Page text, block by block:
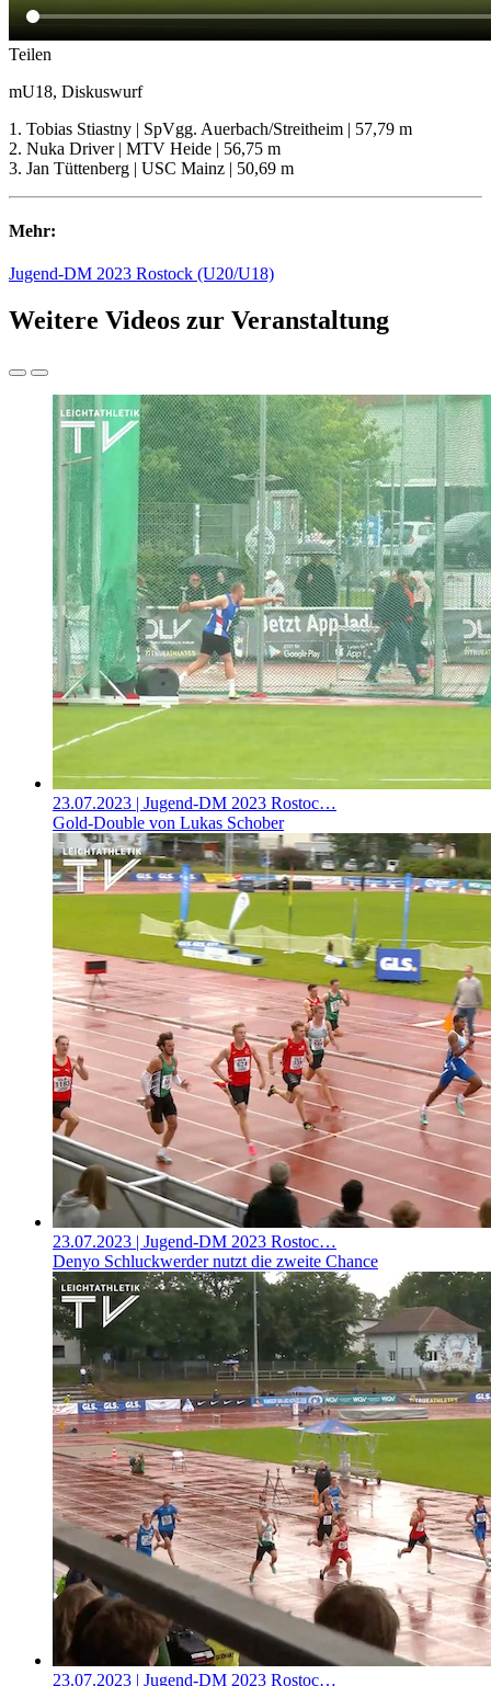
Teilen
mU18, Diskuswurf
1. Tobias Stiastny | SpVgg. Auerbach/Streitheim | 57,79 m
2. Nuka Driver | MTV Heide | 56,75 m
3. Jan Tüttenberg | USC Mainz | 50,69 m
Mehr:
Jugend-DM 2023 Rostock (U20/U18)
Weitere Videos zur Veranstaltung
23.07.2023 | Jugend-DM 2023 Rostoc…
Gold-Double von Lukas Schober
23.07.2023 | Jugend-DM 2023 Rostoc…
Denyo Schluckwerder nutzt die zweite Chance
23.07.2023 | Jugend-DM 2023 Rostoc…